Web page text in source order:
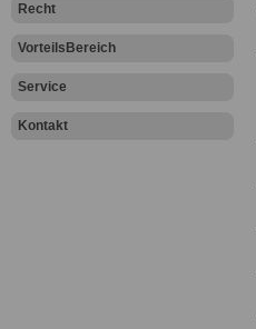
Recht
VorteilsBereich
Service
Kontakt